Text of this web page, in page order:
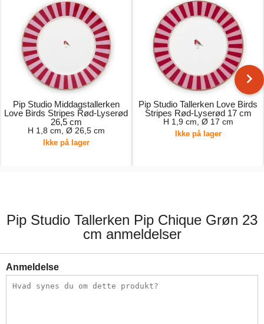
Pip Studio Middagstallerken
Love Birds Stripes Rød-Lyserød
26,5 cm
H 1,8 cm, Ø 26,5 cm
Ikke på lager
Pip Studio Tallerken Love Birds
Stripes Rød-Lyserød 17 cm
H 1,9 cm, Ø 17 cm
Ikke på lager
Pip Studio Tallerken Pip Chique Grøn 23
cm anmeldelser
Anmeldelse